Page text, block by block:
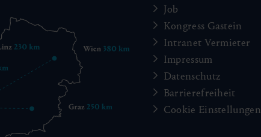
Job
Kongress Gastein
Intranet Vermieter
Impressum
Datenschutz
Barrierefreiheit
Cookie Einstellungen